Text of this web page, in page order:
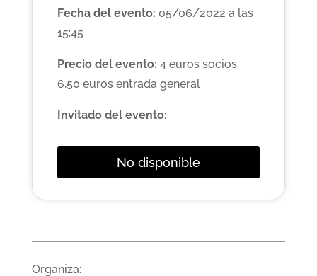
Fecha del evento: 05/06/2022 a las
15:45
Precio del evento: 4 euros socios.
6,50 euros entrada general
Invitado del evento:
No disponible
Organiza: